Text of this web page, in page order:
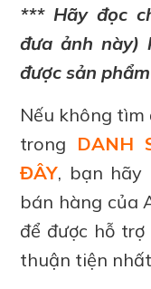
*** Hãy đọc
đưa ảnh này)
được sản
Nếu không
trong DANH
ĐÂY, bạn hãy
bán hàng của
để được hỗ
thuận tiện